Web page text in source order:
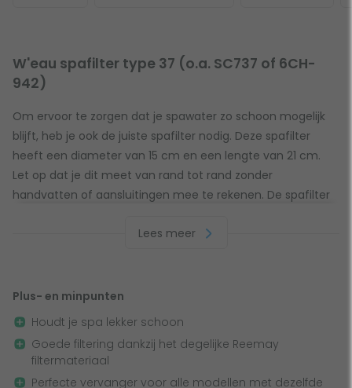
W'eau spafilter type 37 (o.a. SC737 of 6CH-
942)
Om ervoor te zorgen dat je spawater zo schoon mogelijk
blijft, heb je ook de juiste spafilter nodig. Deze spafilter
heeft een diameter van 15 cm en een lengte van 21 cm.
Let op dat je dit meet van rand tot rand zonder
handvatten of aansluitingen mee te rekenen. De spafilter
en de bovenkant is open. Check goed of de afmetingen en
Deze spafilter is 21 x 15 cm groot en vervangt onder
andere:
Lees meer
Plus- en minpunten
Houdt je spa lekker schoon
Goede filtering dankzij het degelijke Reemay
filtermateriaal
Perfecte vervanger voor alle modellen met dezelfde